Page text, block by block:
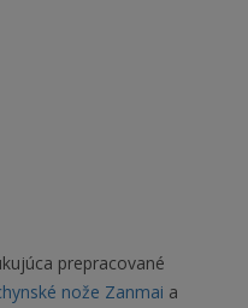
prepracované
nože Zanmai a